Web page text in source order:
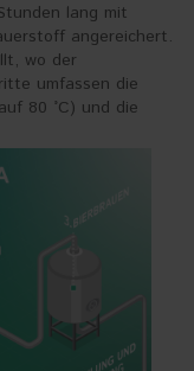
lang mit
angereichert.
wo der
umfassen die
80 °C) und die